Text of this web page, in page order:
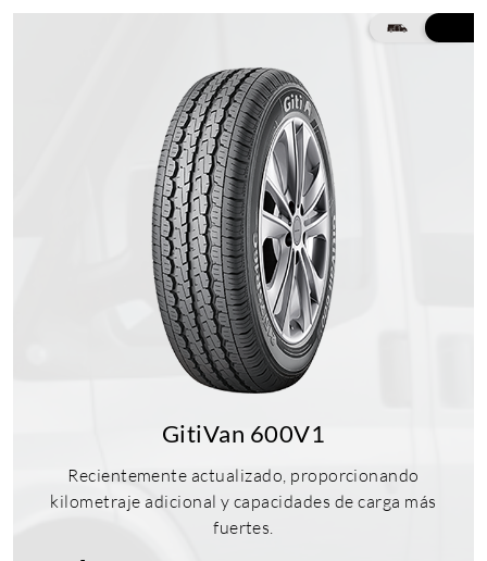
GitiVan 600V1
Recientemente actualizado, proporcionando
kilometraje adicional y capacidades de carga más
fuertes.